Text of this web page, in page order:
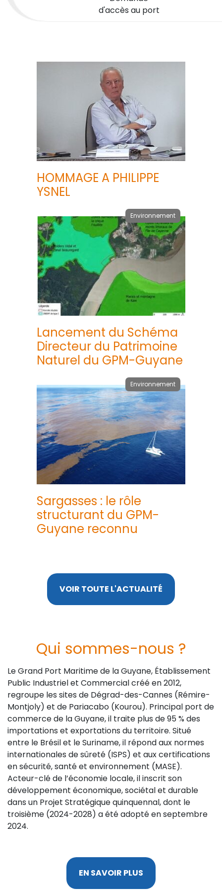
d'accès au port
HOMMAGE A PHILIPPE
YSNEL
Environnement
Lancement du Schéma
Directeur du Patrimoine
Naturel du GPM-Guyane
Environnement
Sargasses : le rôle
structurant du GPM-
Guyane reconnu
VOIR TOUTE L'ACTUALITÉ
Qui sommes-nous ?
Le Grand Port Maritime de la Guyane, Établissement
Public Industriel et Commercial créé en 2012,
regroupe les sites de Dégrad-des-Cannes (Rémire-
Montjoly) et de Pariacabo (Kourou). Principal port de
commerce de la Guyane, il traite plus de 95 % des
importations et exportations du territoire. Situé
entre le Brésil et le Suriname, il répond aux normes
internationales de sûreté (ISPS) et aux certifications
en sécurité, santé et environnement (MASE).
Acteur-clé de l’économie locale, il inscrit son
développement économique, sociétal et durable
dans un Projet Stratégique quinquennal, dont le
troisième (2024-2028) a été adopté en septembre
2024.
EN SAVOIR PLUS